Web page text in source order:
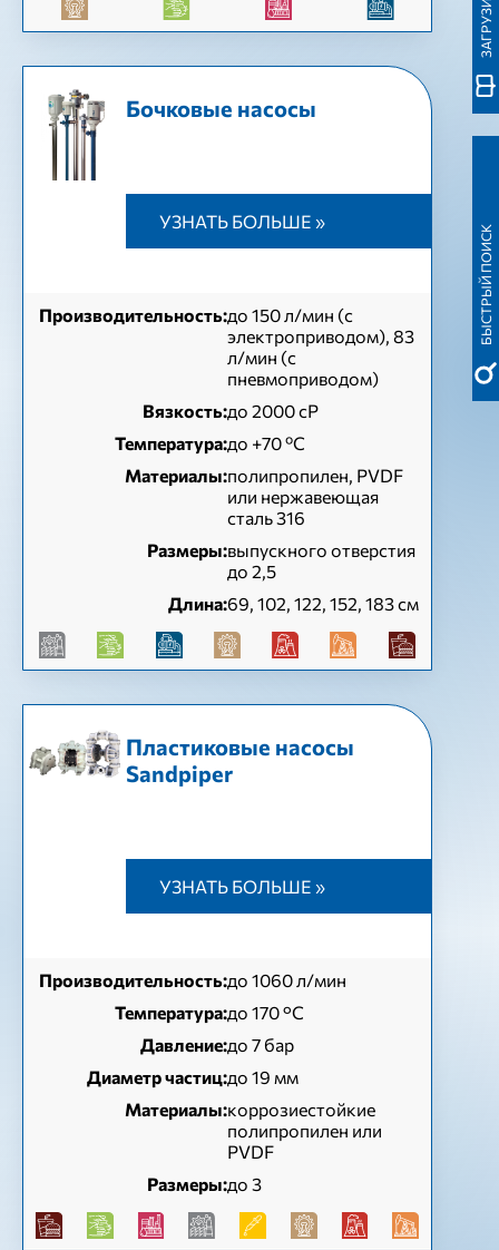
Бочковые насосы
УЗНАТЬ БОЛЬШЕ »
Производительность:до 150 л/мин (с
электроприводом), 83
л/мин (с
пневмоприводом)
Вязкость:до 2000 сР
Температура:до +70 ºC
Материалы:полипропилен, PVDF
или нержавеющая
сталь 316
Размеры:выпускного отверстия
до 2,5
Длина:69, 102, 122, 152, 183 см
Пластиковые насосы
Sandpiper
УЗНАТЬ БОЛЬШЕ »
Производительность:до 1060 л/мин
Температура:до 170 °C
Давление:до 7 бар
Диаметр частиц:до 19 мм
Материалы:коррозиестойкие
полипропилен или
PVDF
Размеры:до 3
БЫСТРЫЙ ПОИСК